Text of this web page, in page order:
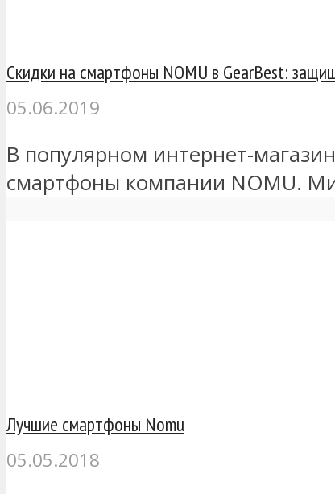
Скидки на смартфоны NOMU в GearBest:
05.06.2019
В популярном интернет-
смартфоны компании NOMU.
Лучшие смартфоны Nomu
05.05.2018